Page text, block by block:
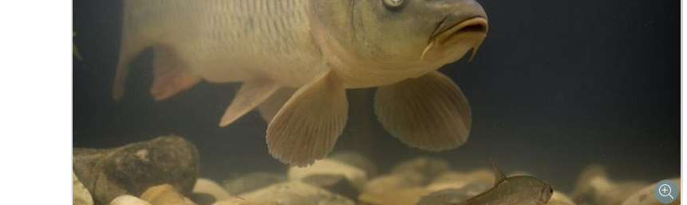
Skip to main content